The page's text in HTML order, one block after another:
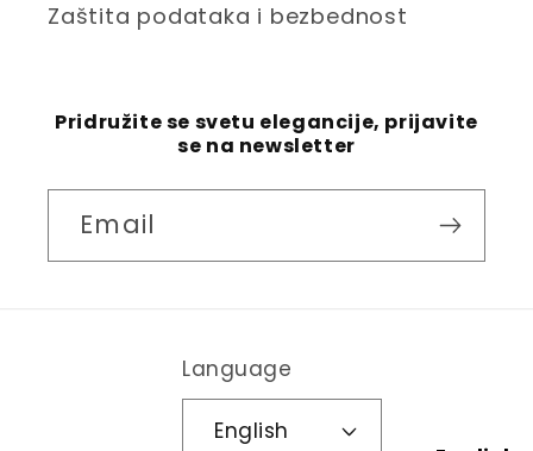
Zaštita podataka i bezbednost
Pridružite se svetu elegancije, prijavite
se na newsletter
Email
Language
English